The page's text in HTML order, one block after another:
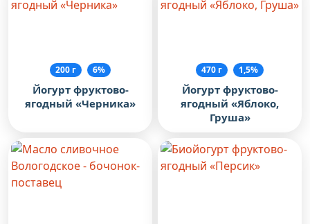
200 г 6%
Йогурт фруктово-
ягодный «Черника»
470 г 1,5%
Йогурт фруктово-
ягодный «Яблоко,
Груша»